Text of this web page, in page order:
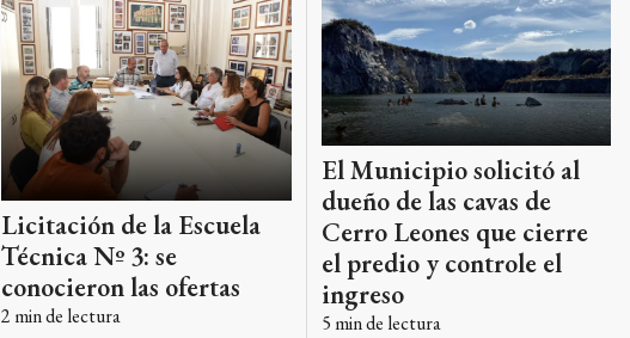
Licitación de la Escuela
Técnica Nº 3: se
conocieron las ofertas
2 min de lectura
El Municipio solicitó al
dueño de las cavas de
Cerro Leones que cierre
el predio y controle el
ingreso
5 min de lectura